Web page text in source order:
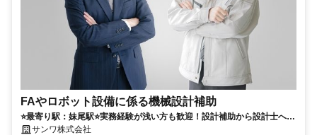
FAやロボット設備に係る機械設計補助
⭐️最寄り駅：妹尾駅⭐️実務経験が浅い方も歓迎！設計補助から設計士へ◎
土日祝休み／賞与制度あり
サンワ株式会社